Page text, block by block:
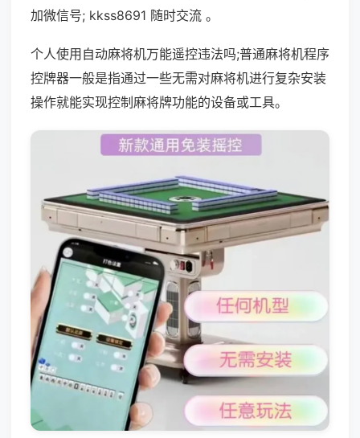
加微信号; kkss8691 随时交流 。
个人使用自动麻将机万能遥控违法吗;普通麻将机程序
控牌器一般是指通过一些无需对麻将机进行复杂安装
操作就能实现控制麻将牌功能的设备或工具。